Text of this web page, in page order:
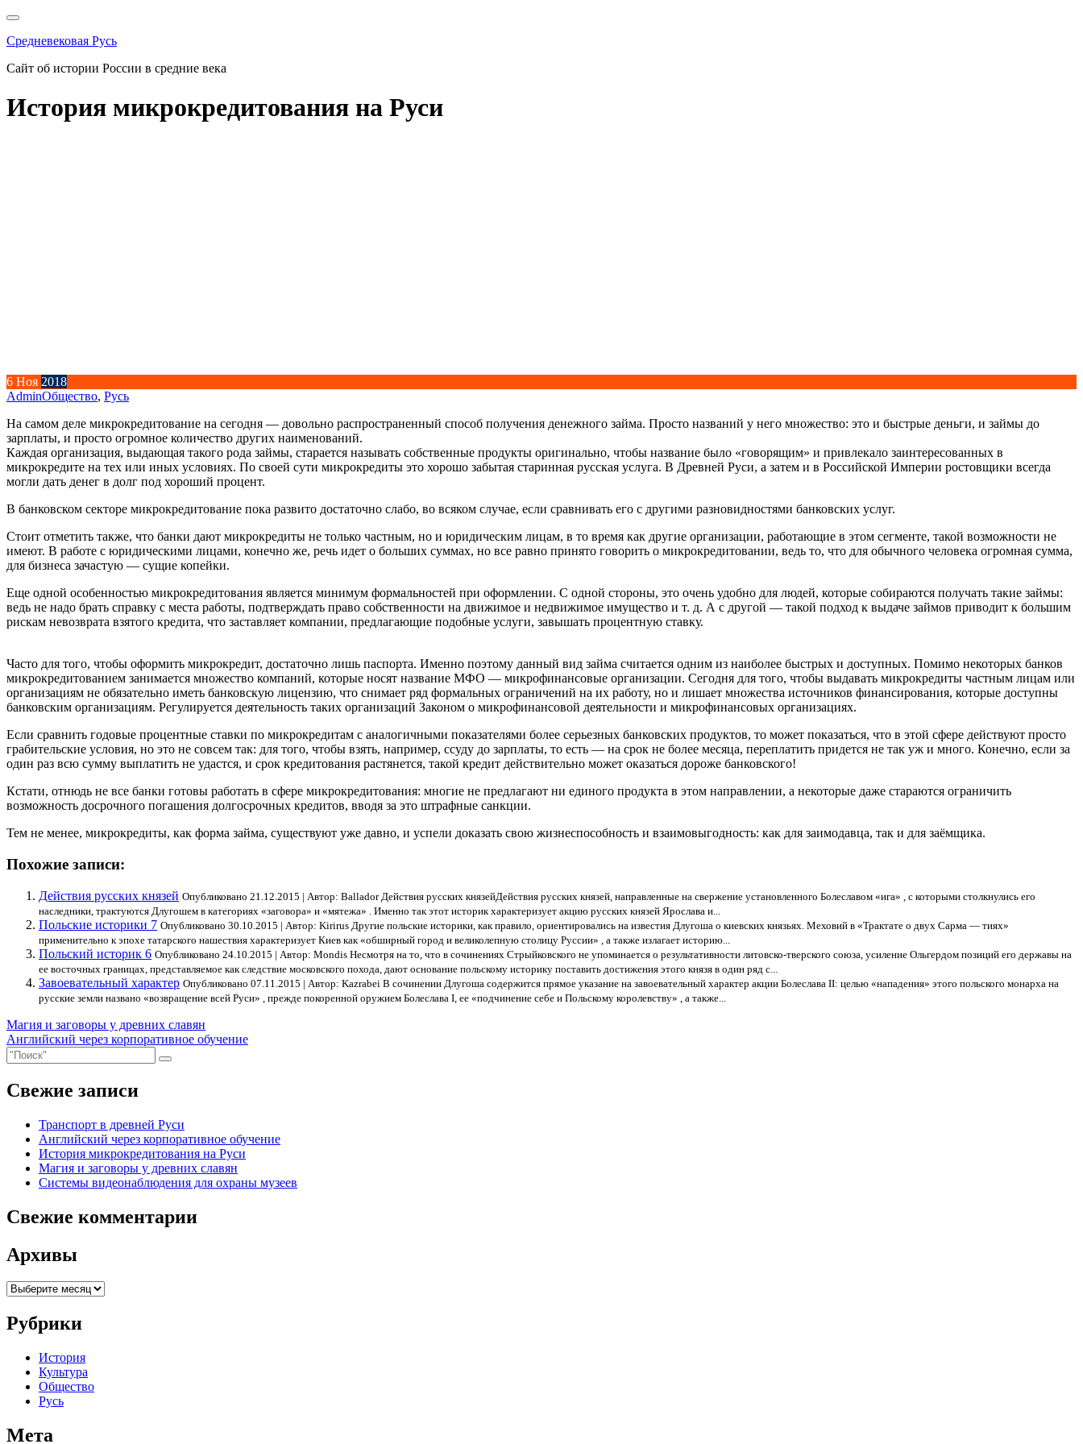
Перейти
содержимому
Средневековая Русь
Сайт об истории России в средние века
История микрокредитования на Руси
6 Ноя 2018
AdminОбщество, Русь
На самом деле микрокредитование на сегодня — довольно распространенный способ получения денежного займа. Просто названий у него множество: это и быстрые деньги, и займы до
зарплаты, и просто огромное количество других наименований.
Каждая организация, выдающая такого рода займы, старается называть собственные продукты оригинально, чтобы название было «говорящим» и привлекало заинтересованных в
микрокредите на тех или иных условиях. По своей сути микрокредиты это хорошо забытая старинная русская услуга. В Древней Руси, а затем и в Российской Империи ростовщики всегда
могли дать денег в долг под хороший процент.
В банковском секторе микрокредитование пока развито достаточно слабо, во всяком случае, если сравнивать его с другими разновидностями банковских услуг.
Стоит отметить также, что банки дают микрокредиты не только частным, но и юридическим лицам, в то время как другие организации, работающие в этом сегменте, такой возможности не
имеют. В работе с юридическими лицами, конечно же, речь идет о больших суммах, но все равно принято говорить о микрокредитовании, ведь то, что для обычного человека огромная сумма,
для бизнеса зачастую — сущие копейки.
Еще одной особенностью микрокредитования является минимум формальностей при оформлении. С одной стороны, это очень удобно для людей, которые собираются получать такие займы:
ведь не надо брать справку с места работы, подтверждать право собственности на движимое и недвижимое имущество и т. д. А с другой — такой подход к выдаче займов приводит к большим
рискам невозврата взятого кредита, что заставляет компании, предлагающие подобные услуги, завышать процентную ставку.
Часто для того, чтобы оформить микрокредит, достаточно лишь паспорта. Именно поэтому данный вид займа считается одним из наиболее быстрых и доступных. Помимо некоторых банков
микрокредитованием занимается множество компаний, которые носят название МФО — микрофинансовые организации. Сегодня для того, чтобы выдавать микрокредиты частным лицам или
организациям не обязательно иметь банковскую лицензию, что снимает ряд формальных ограничений на их работу, но и лишает множества источников финансирования, которые доступны
банковским организациям. Регулируется деятельность таких организаций Законом о микрофинансовой деятельности и микрофинансовых организациях.
Если сравнить годовые процентные ставки по микрокредитам с аналогичными показателями более серьезных банковских продуктов, то может показаться, что в этой сфере действуют просто
грабительские условия, но это не совсем так: для того, чтобы взять, например, ссуду до зарплаты, то есть — на срок не более месяца, переплатить придется не так уж и много. Конечно, если за
один раз всю сумму выплатить не удастся, и срок кредитования растянется, такой кредит действительно может оказаться дороже банковского!
Кстати, отнюдь не все банки готовы работать в сфере микрокредитования: многие не предлагают ни единого продукта в этом направлении, а некоторые даже стараются ограничить
возможность досрочного погашения долгосрочных кредитов, вводя за это штрафные санкции.
Тем не менее, микрокредиты, как форма займа, существуют уже давно, и успели доказать свою жизнеспособность и взаимовыгодность: как для заимодавца, так и для заёмщика.
Похожие записи:
Действия русских князей Опубликовано 21.12.2015 | Автор: Ballador Действия русских князейДействия русских князей, направленные на свержение установленного Болеславом «ига» , с которыми столкнулись его
наследники, трактуются Длугошем в категориях «заговора» и «мятежа» . Именно так этот историк характеризует акцию русских князей Ярослава и...
Польские историки 7 Опубликовано 30.10.2015 | Автор: Kirirus Другие польские историки, как правило, ориентировались на известия Длугоша о киевских князьях. Меховий в «Трактате о двух Сарма — тиях»
применительно к эпохе татарского нашествия характеризует Киев как «обширный город и великолепную столицу Руссии» , а также излагает историю...
Польский историк 6 Опубликовано 24.10.2015 | Автор: Mondis Несмотря на то, что в сочинениях Стрыйковского не упоминается о результативности литовско-тверского союза, усиление Ольгердом позиций его державы на
ее восточных границах, представляемое как следствие московского похода, дают основание польскому историку поставить достижения этого князя в один ряд с...
Завоевательный характер Опубликовано 07.11.2015 | Автор: Kazrabei В сочинении Длугоша содержится прямое указание на завоевательный характер акции Болеслава II: целью «нападения» этого польского монарха на
русские земли названо «возвращение всей Руси» , прежде покоренной оружием Болеслава I, ее «подчинение себе и Польскому королевству» , а также...
Навигация
по
записям
Магия и заговоры у древних славян
Английский через корпоративное обучение
Свежие записи
Транспорт в древней Руси
Английский через корпоративное обучение
История микрокредитования на Руси
Магия и заговоры у древних славян
Системы видеонаблюдения для охраны музеев
Свежие комментарии
Архивы
Архивы
Рубрики
История
Культура
Общество
Русь
Мета